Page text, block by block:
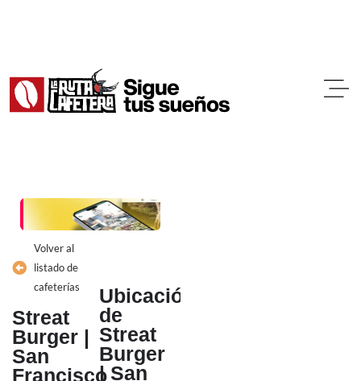
Volver al
listado de
cafeterías
Streat
Burger |
San
Francisco
Ubicación
de
Streat
Burger
| San